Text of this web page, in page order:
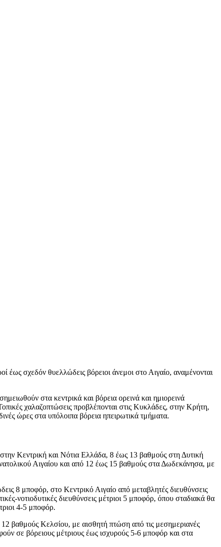
έως σχεδόν θυελλώδεις βόρειοι άνεμοι στο Αιγαίο, αναμένονται
στα κεντρικά και βόρεια ορεινά και ημιορεινά
χαλαζοπτώσεις προβλέπονται στις Κυκλάδες, στην Κρήτη,
ώρες στα υπόλοιπα βόρεια ηπειρωτικά τμήματα.
Κεντρική και Νότια Ελλάδα, 8 έως 13 βαθμούς στη Δυτική
Αιγαίου και από 12 έως 15 βαθμούς στα Δωδεκάνησα, με
8 μποφόρ, στο Κεντρικό Αιγαίο από μεταβλητές διευθύνσεις
νοτιοδυτικές διευθύνσεις μέτριοι 5 μποφόρ, όπου σταδιακά θα
4-5 μποφόρ.
βαθμούς Κελσίου, με αισθητή πτώση από τις μεσημεριανές
σε βόρειους μέτριους έως ισχυρούς 5-6 μποφόρ και στα